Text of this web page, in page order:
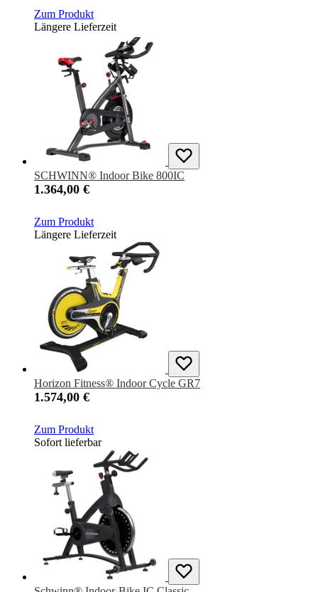
Zum Produkt
Längere Lieferzeit
SCHWINN® Indoor Bike 800IC
1.364,00 €
Zum Produkt
Längere Lieferzeit
Horizon Fitness® Indoor Cycle GR7
1.574,00 €
Zum Produkt
Sofort lieferbar